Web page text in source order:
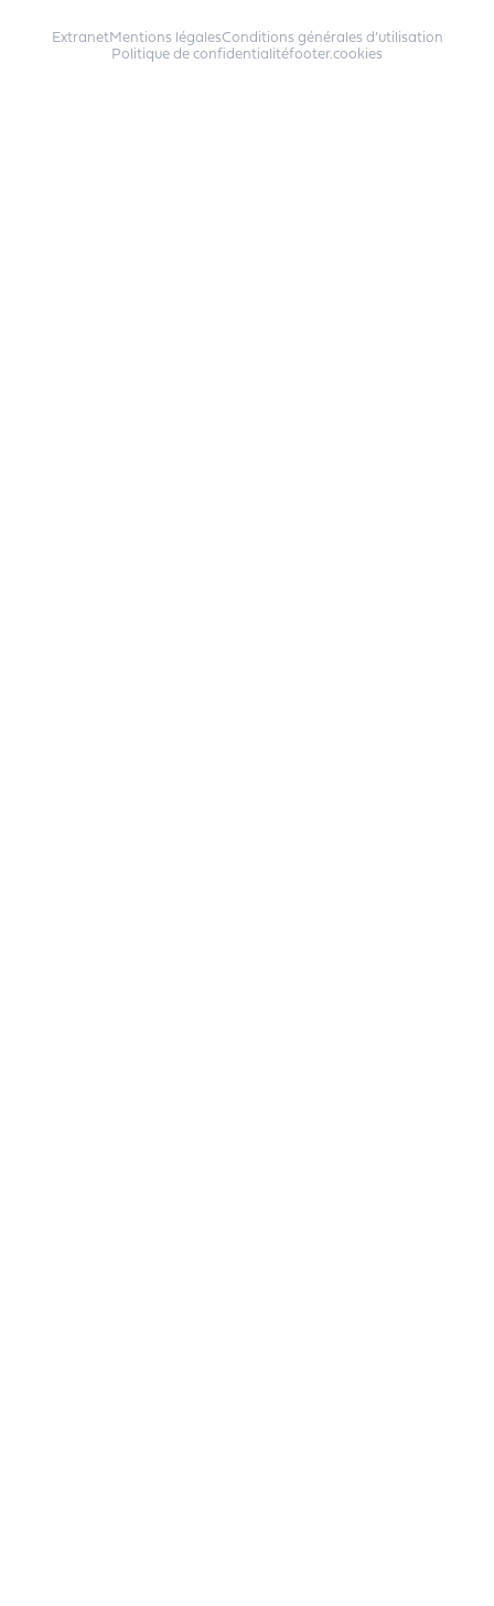
ExtranetMentions légalesConditions générales d’utilisation
Politique de confidentialitéfooter.cookies